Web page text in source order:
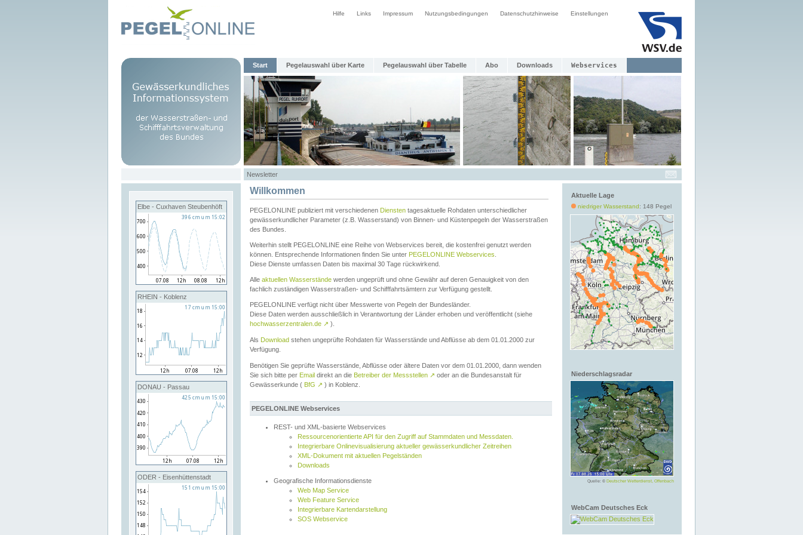
Hilfe Links Impressum Nutzungsbedingungen Datenschutzhinweise Einstellungen
Start Pegelauswahl über Karte Pegelauswahl über Tabelle Abo Downloads Webservices
Newsletter
Elbe - Cuxhaven Steubenhöft
RHEIN - Koblenz
DONAU - Passau
ODER - Eisenhüttenstadt
Aktuelle Lage
niedriger Wasserstand: 148 Pegel
Niederschlagsradar
Quelle: © Deutscher Wetterdienst, Offenbach
WebCam Deutsches Eck
Willkommen
PEGELONLINE publiziert mit verschiedenen Diensten tagesaktuelle Rohdaten unterschiedlicher
gewässerkundlicher Parameter (z.B. Wasserstand) von Binnen- und Küstenpegeln der Wasserstraßen
des Bundes.
Weiterhin stellt PEGELONLINE eine Reihe von Webservices bereit, die kostenfrei genutzt werden
können. Entsprechende Informationen finden Sie unter PEGELONLINE Webservices
Diese Dienste umfassen Daten bis maximal 30 Tage rückwirkend.
Alle aktuellen Wasserstände werden ungeprüft und ohne Gewähr auf deren Genauigkeit von den
fachlich zuständigen Wasserstraßen- und Schifffahrtsämtern zur Verfügung gestellt.
PEGELONLINE verfügt nicht über Messwerte von Pegeln der Bundesländer.
Diese Daten werden ausschließlich in Verantwortung der Länder erhoben und veröffentlicht (siehe
hochwasserzentralen.de ↗ ).
Als Download stehen ungeprüfte Rohdaten für Wasserstände und Abflüsse ab dem 01.01.2000 zur
Verfügung.
Benötigen Sie geprüfte Wasserstände, Abflüsse oder ältere Daten vor dem 01.01.2000, dann wenden
Sie sich bitte per Email direkt an die Betreiber der Messstellen ↗ oder an die Bundesanstalt für
Gewässerkunde ( BfG ↗ ) in Koblenz.
PEGELONLINE Webservices
REST- und XML-basierte Webservices
Ressourcenorientierte API für den Zugriff auf Stammdaten und Messdaten.
Integrierbare Onlinevisualisierung aktueller gewässerkundlicher Zeitreihen
XML-Dokument mit aktuellen Pegelständen
Downloads
Geografische Informationsdienste
Web Map Service
Web Feature Service
Integrierbare Kartendarstellung
SOS Webservice